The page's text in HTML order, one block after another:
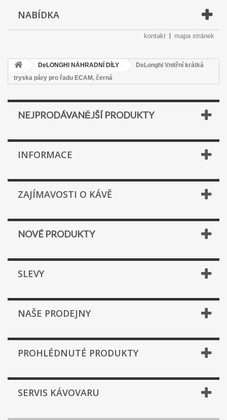
NABÍDKA
kontakt mapa stránek
DeLONGHI NÁHRADNÍ DÍLY
DeLonghi Vnitřní krátká
tryska páry pro řadu ECAM, černá
NEJPRODÁVANĚJŠÍ PRODUKTY
INFORMACE
ZAJÍMAVOSTI O KÁVĚ
NOVÉ PRODUKTY
SLEVY
NAŠE PRODEJNY
PROHLÉDNUTÉ PRODUKTY
SERVIS KÁVOVARU